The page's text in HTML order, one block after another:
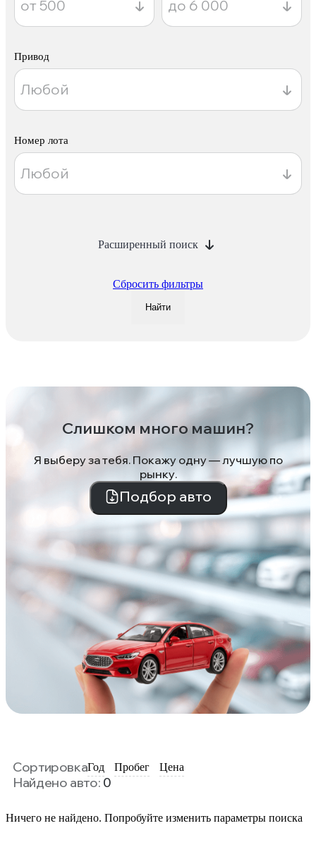
Привод
Номер лота
Расширенный поиск
Сбросить фильтры
Найти
Слишком много машин?
Я выберу за тебя. Покажу одну — лучшую по
рынку.
Подбор авто
СортировкаГод Пробег Цена
Найдено авто: 0
Ничего не найдено. Попробуйте изменить параметры поиска